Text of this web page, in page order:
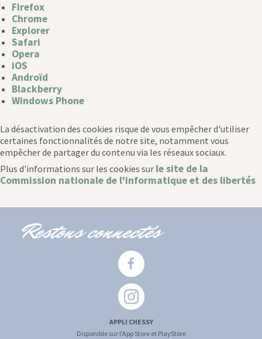
Firefox
Chrome
Explorer
Safari
Opera
iOS
Androïd
Blackberry
Windows Phone
La désactivation des cookies risque de vous empêcher d'utiliser
certaines fonctionnalités de notre site, notamment vous
empêcher de partager du contenu via les réseaux sociaux.
Plus d'informations sur les cookies sur le site de la
Commission nationale de l'informatique et des libertés
Restons connectés
APPLI CHESSY
Disponible sur l'App Store et PlayStore